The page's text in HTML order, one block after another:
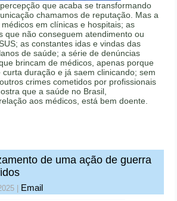
que acaba se transformando
chamamos de reputação. Mas a
em clínicas e hospitais; as
que não conseguem atendimento ou
as constantes idas e vindas das
de saúde; a série de denúncias
brincam de médicos, apenas porque
duração e já saem clinicando; sem
crimes cometidos por profissionais
que a saúde no Brasil,
aos médicos, está bem doente.
de uma ação de guerra
Email